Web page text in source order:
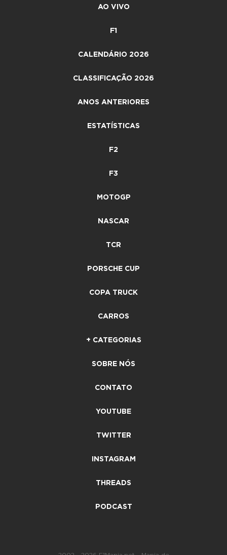
AO VIVO
F1
CALENDÁRIO 2026
CLASSIFICAÇÃO 2026
ANOS ANTERIORES
ESTATÍSTICAS
F2
F3
MOTOGP
NASCAR
TCR
PORSCHE CUP
COPA TRUCK
CARROS
+ CATEGORIAS
SOBRE NÓS
CONTATO
YOUTUBE
TWITTER
INSTAGRAM
THREADS
PODCAST